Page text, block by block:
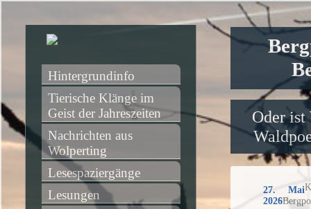
Oder ist
27. Mai
2026
Hintergrundinfo
Tierische Klänge im
Geist der Jahreszeiten
Nachrichten aus
Wolperting
Lesespaziergänge
Lesungen